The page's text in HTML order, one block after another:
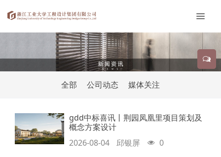
全部 公司动态 媒体关注
gdd中标喜讯丨荆园凤凰里项目策划及
概念方案设计
2026-08-04
邱银屏 0